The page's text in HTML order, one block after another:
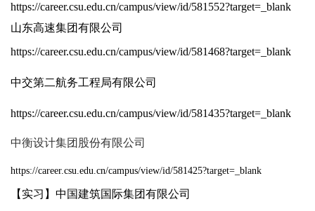
https://career.csu.edu.cn/campus/view/id/581552?target=_blank
山东高速集团有限公司
https://career.csu.edu.cn/campus/view/id/581468?target=_blank
中交第⼆航务⼯程局有限公司
https://career.csu.edu.cn/campus/view/id/581435?target=_blank
中衡设计集团股份有限公司
https://career.csu.edu.cn/campus/view/id/581425?target=_blank
【实习】中国建筑国际集团有限公司